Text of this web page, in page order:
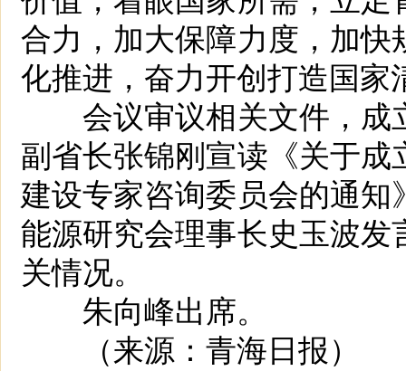
合力，加大保障力度，加
化推进，奋力开创打造国
会议审议相关文件，成
副省长张锦刚宣读《关于
建设专家咨询委员会的通
能源研究会理事长史玉波
关情况。
朱向峰出席。
（来源：青海日报）